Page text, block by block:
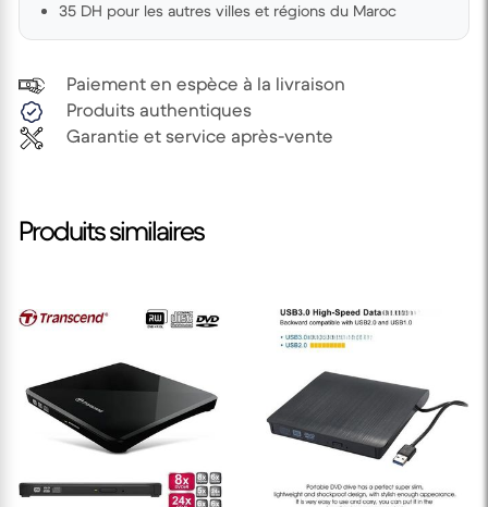
35 DH pour les autres villes et régions du Maroc
Paiement en espèce à la livraison
Produits authentiques
Garantie et service après-vente
Produits similaires